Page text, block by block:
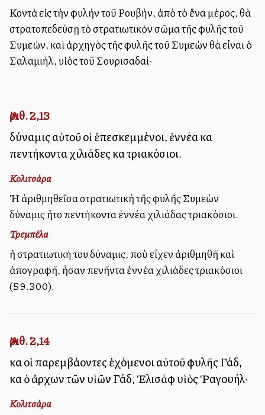
Κοντὰ εἰς τὴν φυλὴν τοῦ Ρουβήν, ἀπὸ τὸ ἕνα μέρος, θὰ
στρατοπεδεύσῃ τὸ στρατιωτικὸν σῶμα τῆς φυλῆς τοῦ
Συμεών, καὶ ἀρχηγὸς τῆς φυλῆς τοῦ Συμεὼν θὰ εἶναι ὁ
Σαλαμιήλ, υἱὸς τοῦ Σουρισαδαί·
Ἀριθ. 2,13
δύναμις αὐτοῦ οἱ ἐπεσκεμμένοι, ἐννέα καὶ
πεντήκοντα χιλιάδες καὶ τριακόσιοι.
Κολιτσάρα
Ἡ ἀριθμηθεῖσα στρατιωτικὴ τῆς φυλῆς Συμεὼν
δύναμις ἦτο πεντήκοντα ἐννέα χιλιάδας τριακόσιοι.
Τρεμπέλα
ἡ στρατιωτική του δύναμις, ποὺ εἶχεν ἀριθμηθῆ καὶ
ἀπογραφῆ, ἦσαν πενῆντα ἐννέα χιλιάδες τριακόσιοι
(59.300).
Ἀριθ. 2,14
καὶ οἱ παρεμβάλλοντες ἐχόμενοι αὐτοῦ φυλῆς Γάδ,
καὶ ὁ ἄρχων τῶν υἱῶν Γάδ, Ἑλισὰφ υἱὸς Ῥαγουήλ·
Κολιτσάρα